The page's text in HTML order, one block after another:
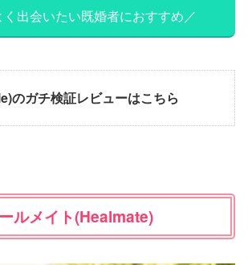
く出会いたい既婚者におすすめ／
のガチ検証レビューはこちら
ルメイト(Healmate)